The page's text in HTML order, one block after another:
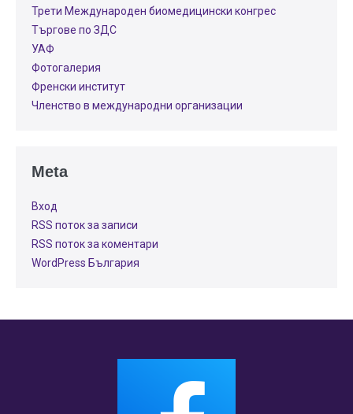
Трети Международен биомедицински конгрес
Търгове по ЗДС
УАФ
Фотогалерия
Френски институт
Членство в международни организации
Meta
Вход
RSS поток за записи
RSS поток за коментари
WordPress България